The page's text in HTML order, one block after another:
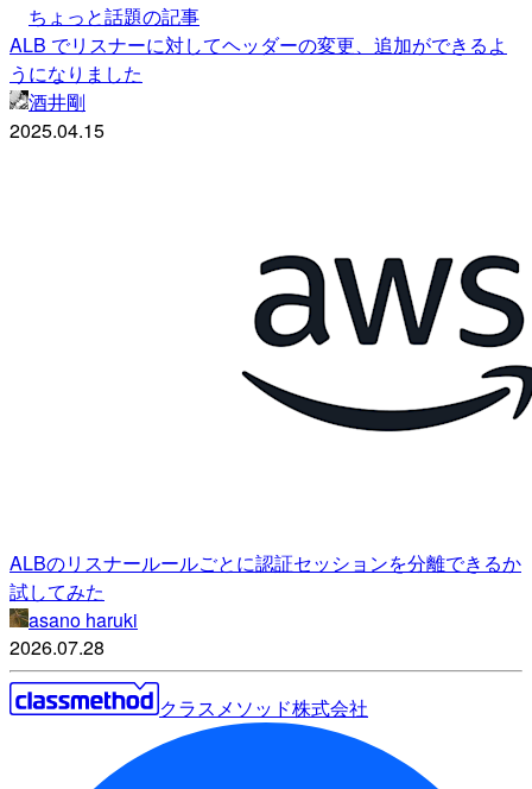
ちょっと話題の記事
ALB でリスナーに対してヘッダーの変更、追加ができるよ
うになりました
酒井剛
2025.04.15
ALBのリスナールールごとに認証セッションを分離できるか
試してみた
asano haruki
2026.07.28
クラスメソッド株式会社